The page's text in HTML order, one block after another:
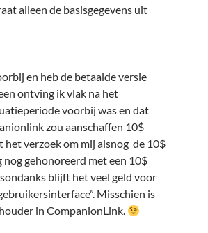
alleen de basisgegevens uit
en heb de betaalde versie
ontving ik vlak na het
voorbij was en dat
zou aanschaffen 10$
het verzoek om mij alsnog de 10$
gehonoreerd met een 10$
blijft het veel geld voor
Misschien is
in CompanionLink.